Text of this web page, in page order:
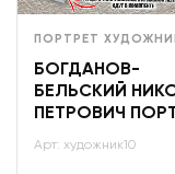
ПОРТРЕТ
БОГДАНОВ-
БЕЛЬСКИЙ
ПЕТРОВИЧ
Арт: художник10